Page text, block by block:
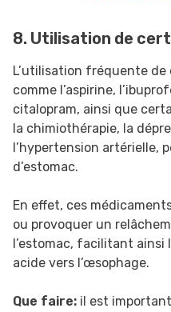
8. Utilisation de
L’utilisation fréquente
comme l’aspirine,
citalopram, ainsi que
la chimiothérapie, la
l’hypertension artérielle,
d’estomac.
En effet, ces
ou provoquer un
l’estomac, facilitant
acide vers l’œsophage.
Que faire: il est